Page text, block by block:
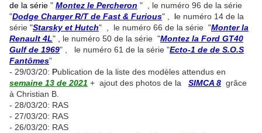
de la série " Montez le Percheron " , le numéro 96 de la série
"Dodge Charger R/T de Fast & Furious" , le numéro 14 de la
série "Starsky et Hutch" , le numéro 66 de la série "Monter la
Renault 4L" le numéro 50 de la série "Montez la Ford GT40
Gulf de 1969" , le numéro 61 de la série "Ecto-1 de de S.O.S
Fantômes"
- 29/03/20: Publication de la liste des modèles attendus en
semaine 13 de 2021 + ajout des photos de la SIMCA 8 grâce
à Christian B.
- 28/03/20: RAS
- 27/03/20: RAS
- 26/03/20: RAS